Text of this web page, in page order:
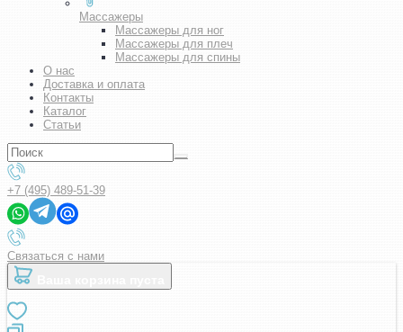
Массажеры
Массажеры для ног
Массажеры для плеч
Массажеры для спины
О нас
Доставка и оплата
Контакты
Каталог
Статьи
+7 (495) 489-51-39
Связаться с нами